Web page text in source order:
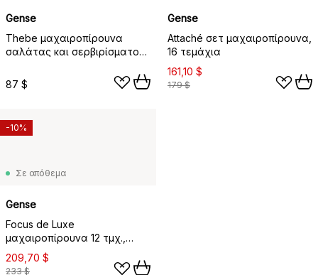
Gense
Thebe μαχαιροπίρουνα
σαλάτας και σερβιρίσματος,
87 $
Gense
Attaché σετ μαχαιροπίρουνα,
16 τεμάχια
161,10 $
179 $
Σε απόθεμα
Gense
Focus de Luxe
μαχαιροπίρουνα 12 τμχ.,
ανοξείδωτο ατσάλι
209,70 $
233 $
-10%